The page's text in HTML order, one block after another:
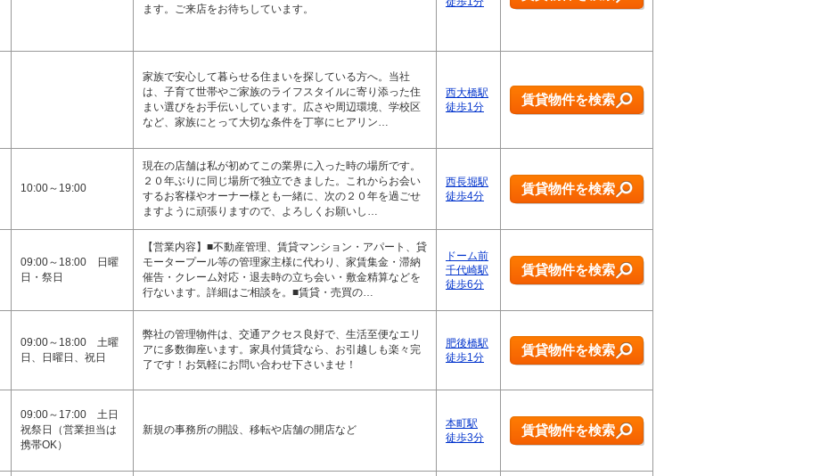
ます。ご来店をお待ちしています。
家族で安心して暮らせる住まいを探している方へ。当社
は、子育て世帯やご家族のライフスタイルに寄り添った住
まい選びをお手伝いしています。広さや周辺環境、学校区
など、家族にとって大切な条件を丁寧にヒアリン…
西大橋駅
徒歩1分
賃貸物件を検索
10:00～19:00
現在の店舗は私が初めてこの業界に入った時の場所です。
２０年ぶりに同じ場所で独立できました。これからお会い
するお客様やオーナー様とも一緒に、次の２０年を過ごせ
ますように頑張りますので、よろしくお願いし…
西長堀駅
徒歩4分
賃貸物件を検索
09:00～18:00 日曜
日・祭日
【営業内容】■不動産管理、賃貸マンション・アパート、貸
モータープール等の管理家主様に代わり、家賃集金・滞納
催告・クレーム対応・退去時の立ち会い・敷金精算などを
行ないます。詳細はご相談を。■賃貸・売買の…
ドーム前
千代崎駅
徒歩6分
賃貸物件を検索
09:00～18:00 土曜
日、日曜日、祝日
弊社の管理物件は、交通アクセス良好で、生活至便なエリ
アに多数御座います。家具付賃貸なら、お引越しも楽々完
了です！お気軽にお問い合わせ下さいませ！
肥後橋駅
徒歩1分
賃貸物件を検索
09:00～17:00 土日
祝祭日（営業担当は
携帯OK）
新規の事務所の開設、移転や店舗の開店など
本町駅
徒歩3分
賃貸物件を検索